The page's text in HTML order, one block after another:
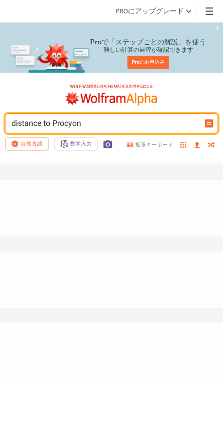
PROにアップグレード
Proで「ステップごとの解説」を使う
難しい計算の過程が確認できます
Proのお申込み
distance to Procyon
自然言語 数学入力 拡張キーボード